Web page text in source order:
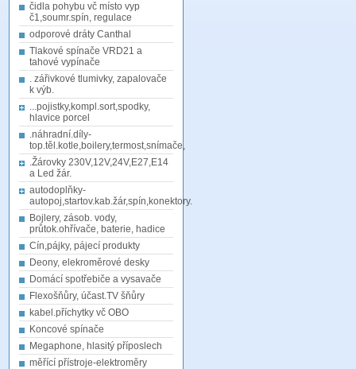
čidla pohybu vč místo vyp
č1,soumr.spín, regulace
odporové dráty Canthal
Tlakové spínače VRD21 a
tahové vypínače
. zářivkové tlumivky, zapalovače
k výb.
...pojistky,kompl.sort,spodky,
hlavice porcel
.náhradní.díly-
top.těl.kotle,boilery,termost,snímače,
.Žárovky 230V,12V,24V,E27,E14
a Led žár.
autodoplňky-
autopoj,startov.kab.žár,spín,konektory.
Bojlery, zásob. vody,
průtok.ohřívače, baterie, hadice
Cín,pájky, pájecí produkty
Deony, elekroměrové desky
Domácí spotřebiče a vysavače
Flexošňůry, účast.TV šňůry
kabel.příchytky vč OBO
Koncové spínače
Megaphone, hlasitý příposlech
měřící přístroje-elektroměry